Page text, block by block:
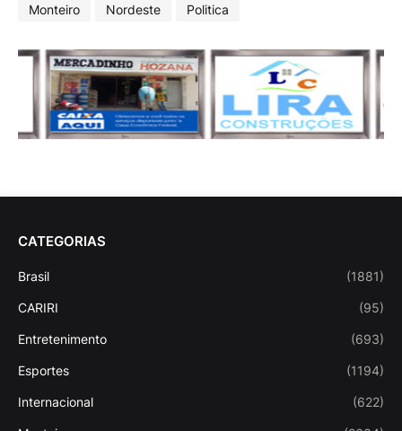
Monteiro Nordeste Politica
CATEGORIAS
Brasil (1881)
CARIRI (95)
Entretenimento (693)
Esportes (1194)
Internacional (622)